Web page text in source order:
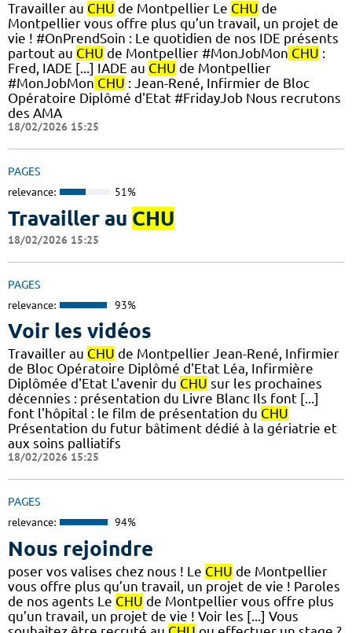
Travailler au CHU de Montpellier Le CHU de
Montpellier vous offre plus qu’un travail, un projet de
vie ! #OnPrendSoin : Le quotidien de nos IDE présents
partout au CHU de Montpellier #MonJobMon CHU :
Fred, IADE [...] IADE au CHU de Montpellier
#MonJobMon CHU : Jean-René, Infirmier de Bloc
Opératoire Diplômé d'Etat #FridayJob Nous recrutons
des AMA
18/02/2026 15:25
PAGES
relevance: 51%
Travailler au CHU
18/02/2026 15:25
PAGES
relevance: 93%
Voir les vidéos
Travailler au CHU de Montpellier Jean-René, Infirmier
de Bloc Opératoire Diplômé d'Etat Léa, Infirmière
Diplômée d'Etat L'avenir du CHU sur les prochaines
décennies : présentation du Livre Blanc Ils font [...]
font l'hôpital : le film de présentation du CHU
Présentation du futur bâtiment dédié à la gériatrie et
aux soins palliatifs
18/02/2026 15:25
PAGES
relevance: 94%
Nous rejoindre
poser vos valises chez nous ! Le CHU de Montpellier
vous offre plus qu’un travail, un projet de vie ! Paroles
de nos agents Le CHU de Montpellier vous offre plus
qu’un travail, un projet de vie ! Voir les [...] Vous